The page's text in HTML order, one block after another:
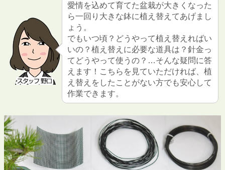
愛情を込めて育てた盆栽が大きくなった
ら一回り大きな鉢に植え替えてあげまし
ょう。
でもいつ頃？どうやって植え替えればい
いの？植え替えに必要な道具は？針金っ
てどうやって使うの？…そんな疑問に答
えます！こちらを見ていただければ、植
え替えをしたことがない方でも安心して
作業できます。